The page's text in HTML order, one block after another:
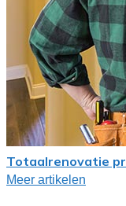
Totaalrenovatie
Meer artikelen